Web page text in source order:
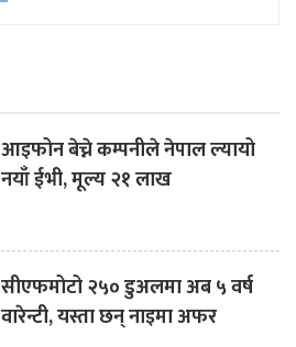
आइफोन बेच्ने कम्पनीले नेपाल ल्यायो
नयाँ ईभी, मूल्य २१ लाख
सीएफमोटो २५० डुअलमा अब ५ वर्ष
वारेन्टी, यस्ता छन् नाइमा अफर